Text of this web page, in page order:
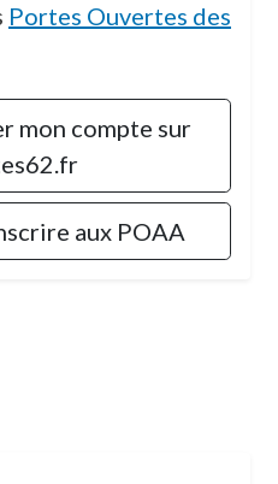
Portes Ouvertes des
mon compte sur
aux POAA